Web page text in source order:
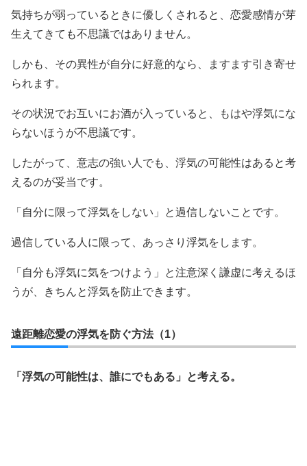
気持ちが弱っているときに優しくされると、恋愛感情が芽
生えてきても不思議ではありません。
しかも、その異性が自分に好意的なら、ますます引き寄せ
られます。
その状況でお互いにお酒が入っていると、もはや浮気にな
らないほうが不思議です。
したがって、意志の強い人でも、浮気の可能性はあると考
えるのが妥当です。
「自分に限って浮気をしない」と過信しないことです。
過信している人に限って、あっさり浮気をします。
「自分も浮気に気をつけよう」と注意深く謙虚に考えるほ
うが、きちんと浮気を防止できます。
遠距離恋愛の浮気を防ぐ方法（1）
「浮気の可能性は、誰にでもある」と考える。